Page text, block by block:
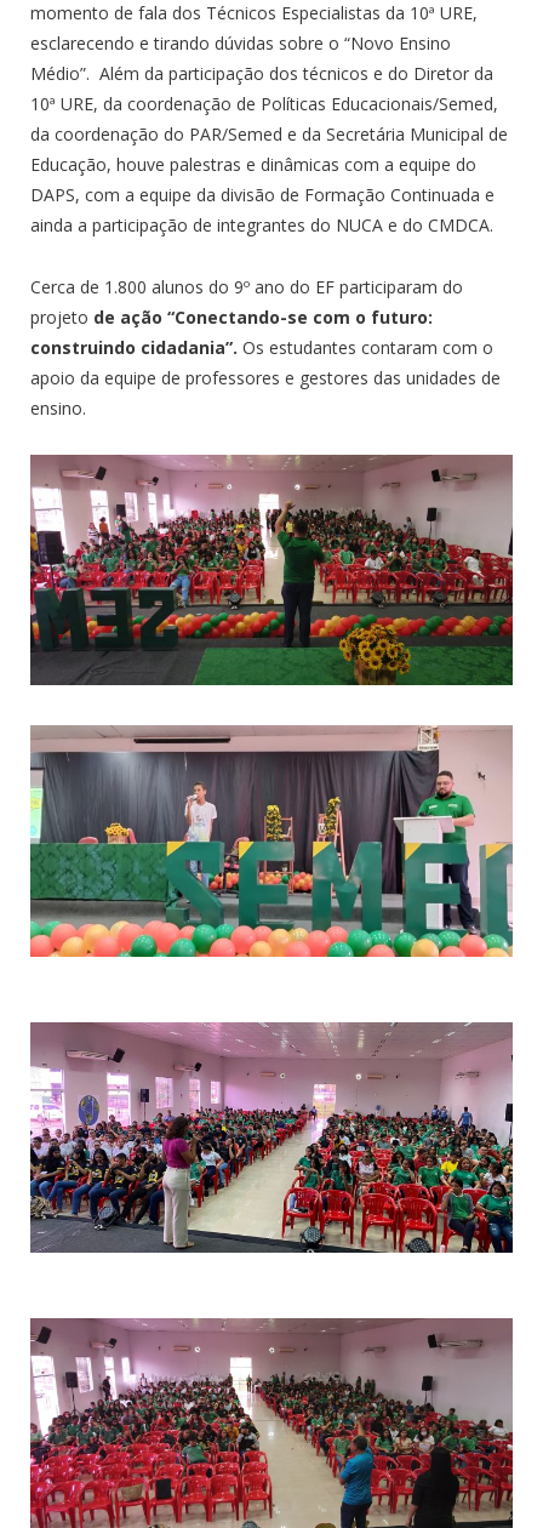
momento de fala dos Técnicos Especialistas da 10ª URE,
esclarecendo e tirando dúvidas sobre o “Novo Ensino
Médio”. Além da participação dos técnicos e do Diretor da
10ª URE, da coordenação de Políticas Educacionais/Semed,
da coordenação do PAR/Semed e da Secretária Municipal de
Educação, houve palestras e dinâmicas com a equipe do
DAPS, com a equipe da divisão de Formação Continuada e
ainda a participação de integrantes do NUCA e do CMDCA.
Cerca de 1.800 alunos do 9º ano do EF participaram do
projeto de ação “Conectando-se com o futuro:
construindo cidadania”. Os estudantes contaram com o
apoio da equipe de professores e gestores das unidades de
ensino.